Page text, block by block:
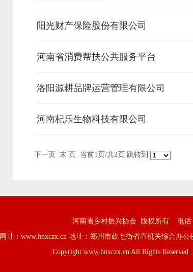
阳光财产保险股份有限公司
河南省消费帮扶公共服务平台
洛阳源耕品牌运营管理有限公司
河南杞乐生物科技有限公司
下一页 末 页 当前1页/共2页 跳转到
河南省乡村振兴协会 版权所有 电话
网址：www.hnxczx.cn 地址：郑州市政七街省直机关综合办
Copyright www.hnxczx.cn All Rights Reserved